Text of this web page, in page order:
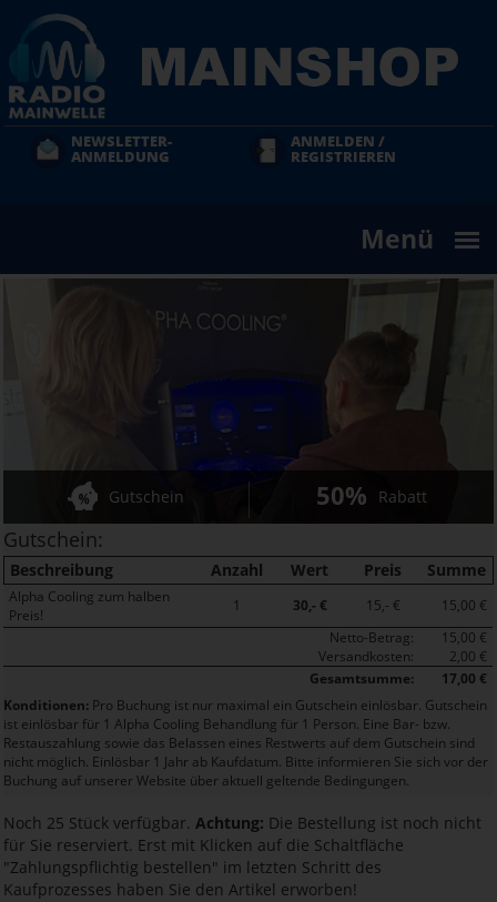
NEWSLETTER-
ANMELDUNG
ANMELDEN /
REGISTRIEREN
Menü
Gutschein 50% Rabatt
Gutschein:
Beschreibung Anzahl Wert Preis Summe
Alpha Cooling zum halben
Preis!
1 30,- € 15,- €
15,00 €
Netto-Betrag:
15,00 €
Versandkosten:
2,00 €
Gesamtsumme:
17,00 €
Konditionen: Pro Buchung ist nur maximal ein Gutschein einlösbar. Gutschein
ist einlösbar für 1 Alpha Cooling Behandlung für 1 Person. Eine Bar- bzw.
Restauszahlung sowie das Belassen eines Restwerts auf dem Gutschein sind
nicht möglich. Einlösbar 1 Jahr ab Kaufdatum. Bitte informieren Sie sich vor der
Buchung auf unserer Website über aktuell geltende Bedingungen.
Noch 25 Stück verfügbar. Achtung: Die Bestellung ist noch nicht
für Sie reserviert. Erst mit Klicken auf die Schaltfläche
"Zahlungspflichtig bestellen" im letzten Schritt des
Kaufprozesses haben Sie den Artikel erworben!